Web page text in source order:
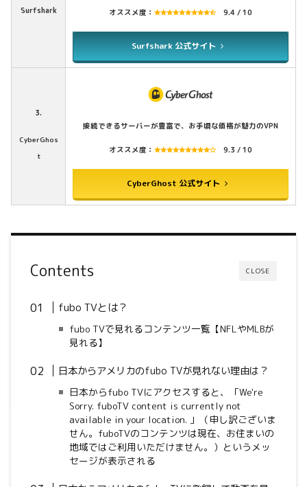
Surfshark オススメ度： 9.4 / 10
Surfshark 公式サイト
3.
CyberGhos
t
接続できるサーバーが豊富で、お手頃な価格が魅力のVPN
オススメ度： 9.3 / 10
CyberGhost 公式サイト
CLOSE
Contents
fubo TVとは？
fubo TVで見れるコンテンツ一覧【NFLやMLBが
見れる】
日本からアメリカのfubo TVが見れない理由は？
日本からfubo TVにアクセスすると、「We're
Sorry. fuboTV content is currently not
available in your location. 」（申し訳ございま
せん。fuboTVのコンテンツは現在、お住まいの
地域ではご利用いただけません。）というメッ
セージが表示される